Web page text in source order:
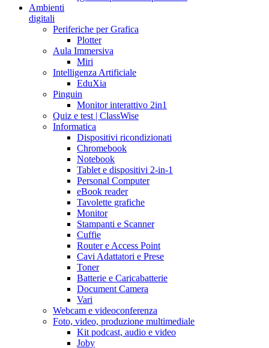
Ambienti
digitali
Periferiche per Grafica
Plotter
Aula Immersiva
Miri
Intelligenza Artificiale
EduXia
Pinguin
Monitor interattivo 2in1
Quiz e test | ClassWise
Informatica
Dispositivi ricondizionati
Chromebook
Notebook
Tablet e dispositivi 2-in-1
Personal Computer
eBook reader
Tavolette grafiche
Monitor
Stampanti e Scanner
Cuffie
Router e Access Point
Cavi Adattatori e Prese
Toner
Batterie e Caricabatterie
Document Camera
Vari
Webcam e videoconferenza
Foto, video, produzione multimediale
Kit podcast, audio e video
Joby